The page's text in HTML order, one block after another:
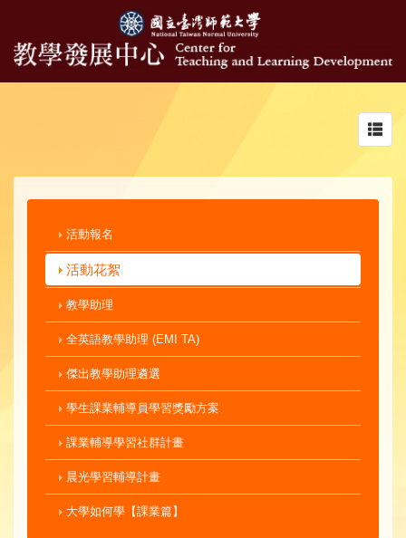
活動報名
活動花絮
教學助理
全英語教學助理 (EMI TA)
傑出教學助理遴選
學生課業輔導員學習獎勵方案
課業輔導學習社群計畫
晨光學習輔導計畫
大學如何學【課業篇】